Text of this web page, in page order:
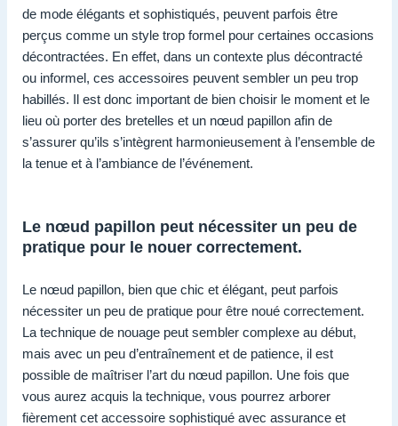
de mode élégants et sophistiqués, peuvent parfois être
perçus comme un style trop formel pour certaines occasions
décontractées. En effet, dans un contexte plus décontracté
ou informel, ces accessoires peuvent sembler un peu trop
habillés. Il est donc important de bien choisir le moment et le
lieu où porter des bretelles et un nœud papillon afin de
s’assurer qu’ils s’intègrent harmonieusement à l’ensemble de
la tenue et à l’ambiance de l’événement.
Le nœud papillon peut nécessiter un peu de
pratique pour le nouer correctement.
Le nœud papillon, bien que chic et élégant, peut parfois
nécessiter un peu de pratique pour être noué correctement.
La technique de nouage peut sembler complexe au début,
mais avec un peu d’entraînement et de patience, il est
possible de maîtriser l’art du nœud papillon. Une fois que
vous aurez acquis la technique, vous pourrez arborer
fièrement cet accessoire sophistiqué avec assurance et